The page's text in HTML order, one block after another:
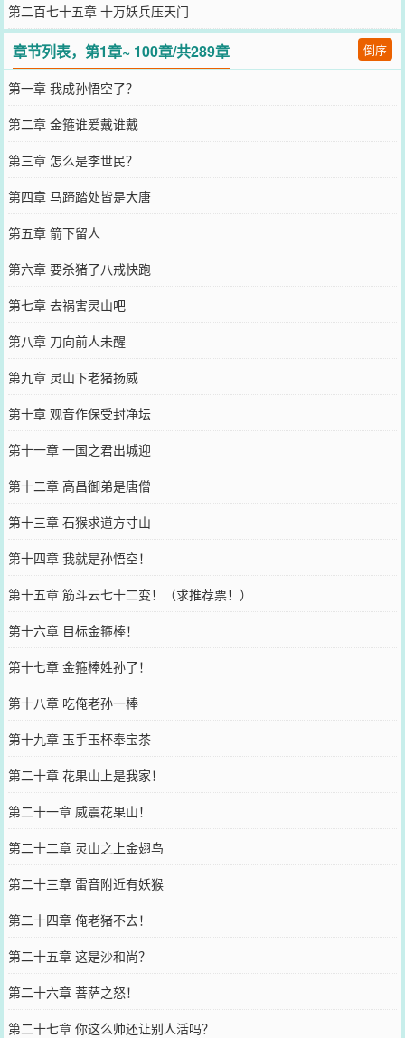
第二百七十五章 十万妖兵压天门
章节列表，第1章~ 100章/共289章 倒序
第一章 我成孙悟空了？
第二章 金箍谁爱戴谁戴
第三章 怎么是李世民？
第四章 马蹄踏处皆是大唐
第五章 箭下留人
第六章 要杀猪了八戒快跑
第七章 去祸害灵山吧
第八章 刀向前人未醒
第九章 灵山下老猪扬威
第十章 观音作保受封净坛
第十一章 一国之君出城迎
第十二章 高昌御弟是唐僧
第十三章 石猴求道方寸山
第十四章 我就是孙悟空！
第十五章 筋斗云七十二变！（求推荐票！）
第十六章 目标金箍棒！
第十七章 金箍棒姓孙了！
第十八章 吃俺老孙一棒
第十九章 玉手玉杯奉宝茶
第二十章 花果山上是我家！
第二十一章 威震花果山！
第二十二章 灵山之上金翅鸟
第二十三章 雷音附近有妖猴
第二十四章 俺老猪不去！
第二十五章 这是沙和尚？
第二十六章 菩萨之怒！
第二十七章 你这么帅还让别人活吗？